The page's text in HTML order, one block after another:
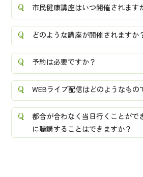
市民健康講座はいつ開催されます
どのような講座が開催されますか
予約は必要ですか？
WEBライブ配信はどのようなもの
都合が合わなく当日行くことがで
に聴講することはできますか？